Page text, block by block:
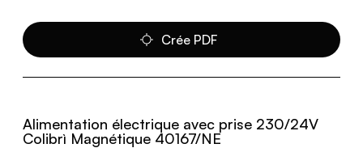
Crée PDF
Alimentation électrique avec prise 230/24V
Colibrì Magnétique 40167/NE